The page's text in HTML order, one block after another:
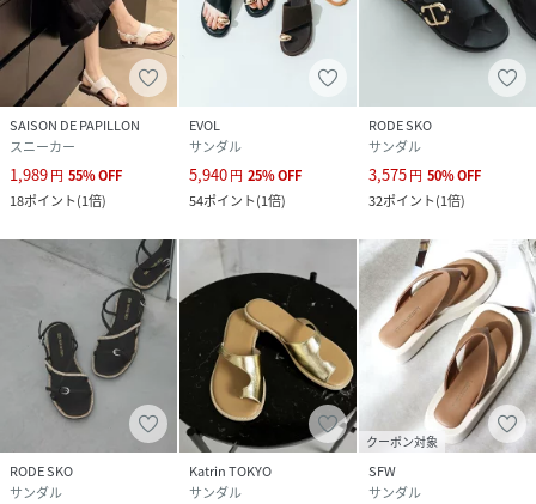
SAISON DE PAPILLON
スニーカー
1,989円 55%OFF
18ポイント(1倍)
EVOL
サンダル
5,940円 25%OFF
54ポイント(1倍)
RODE SKO
サンダル
3,575円 50%OFF
32ポイント(1倍)
RODE SKO
サンダル
Katrin TOKYO
サンダル
クーポン対象
SFW
サンダル